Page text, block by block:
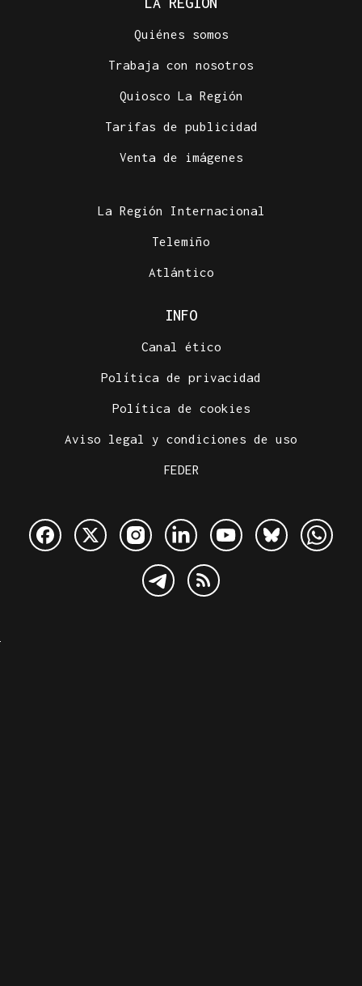
Quiénes somos
Trabaja con nosotros
Quiosco La Región
Tarifas de publicidad
Venta de imágenes
La Región Internacional
Telemiño
Atlántico
INFO
Canal ético
Política de privacidad
Política de cookies
Aviso legal y condiciones de uso
FEDER